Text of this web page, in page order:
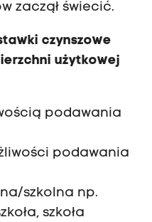
zaczął świecić.
czynszowe
użytkowej
podawania
podawania
szkolna np.
szkoła